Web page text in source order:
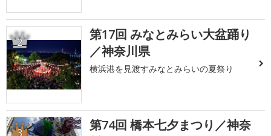
2
第17回 みなとみらい大盆踊り
／神奈川県
横浜港を見渡すみなとみらいの夏祭り
3
第74回 橋本七夕まつり／神奈